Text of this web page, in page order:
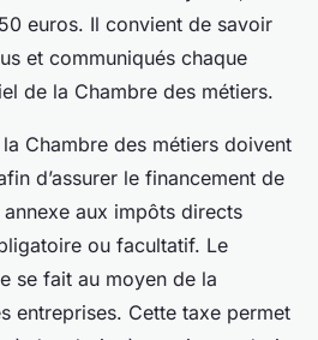
euros. Il convient de savoir
et communiqués chaque
de la Chambre des métiers.
Chambre des métiers doivent
d’assurer le financement de
annexe aux impôts directs
ou facultatif. Le
se fait au moyen de la
entreprises. Cette taxe permet